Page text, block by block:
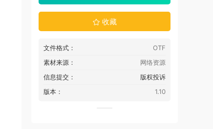
收藏
文件格式：
OTF
素材来源：
网络资源
信息提交：
版权投诉
版本：
1.10